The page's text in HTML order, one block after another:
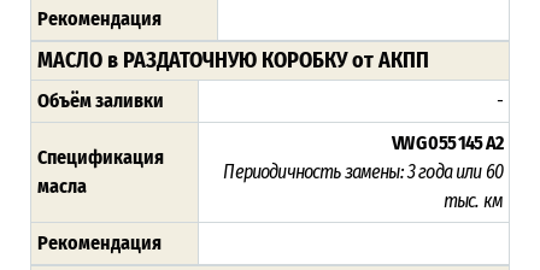
Рекомендация
МАСЛО в РАЗДАТОЧНУЮ КОРОБКУ от АКПП
Объём заливки -
Спецификация
масла
VW G 055 145 A2
Периодичность замены: 3 года или 60
тыс. км
Рекомендация